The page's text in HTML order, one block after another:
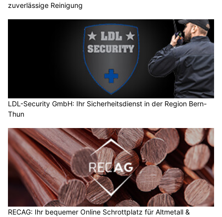
zuverlässige Reinigung
LDL-Security GmbH: Ihr Sicherheitsdienst in der Region Bern-
Thun
RECAG: Ihr bequemer Online Schrottplatz für Altmetall &